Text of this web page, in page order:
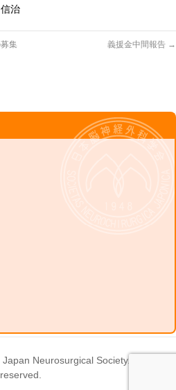
治
集
義援金中間報告 →
Japan Neurosurgical Society. All rights
reserved.